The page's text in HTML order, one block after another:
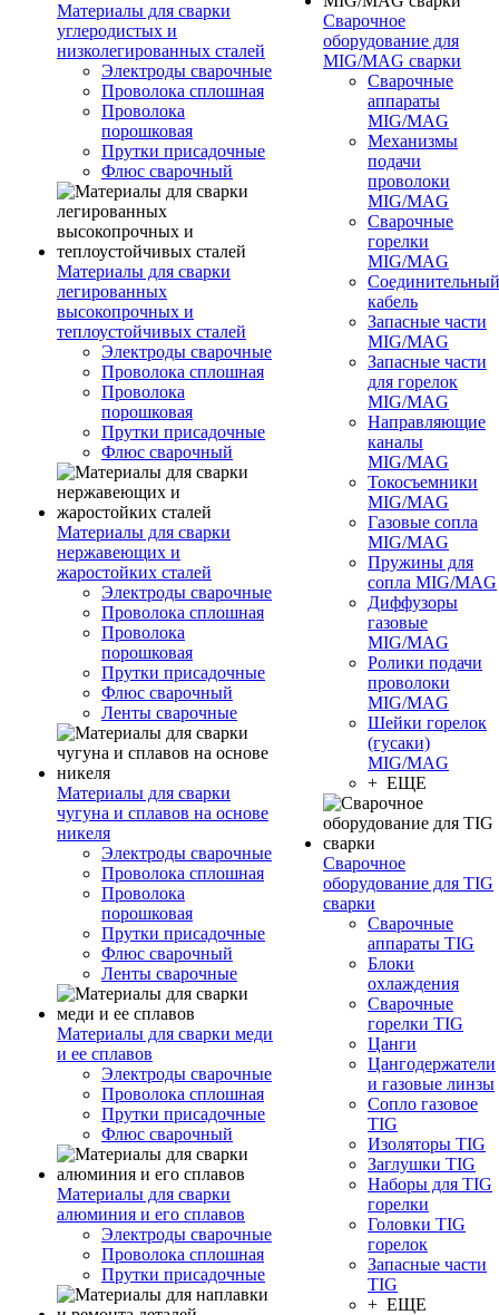
Материалы для сварки
углеродистых и
низколегированных сталей
Электроды сварочные
Проволока сплошная
Проволока
порошковая
Прутки присадочные
Флюс сварочный
Материалы для сварки
легированных
высокопрочных и
теплоустойчивых сталей
Электроды сварочные
Проволока сплошная
Проволока
порошковая
Прутки присадочные
Флюс сварочный
Материалы для сварки
нержавеющих и
жаростойких сталей
Электроды сварочные
Проволока сплошная
Проволока
порошковая
Прутки присадочные
Флюс сварочный
Ленты сварочные
Материалы для сварки
чугуна и сплавов на основе
никеля
Электроды сварочные
Проволока сплошная
Проволока
порошковая
Прутки присадочные
Флюс сварочный
Ленты сварочные
Материалы для сварки меди
и ее сплавов
Электроды сварочные
Проволока сплошная
Прутки присадочные
Флюс сварочный
Материалы для сварки
алюминия и его сплавов
Электроды сварочные
Проволока сплошная
Прутки присадочные
Сварочное
оборудование для
MIG/MAG сварки
Сварочные
аппараты
MIG/MAG
Механизмы
подачи
проволоки
MIG/MAG
Сварочные
горелки
MIG/MAG
Соединительный
кабель
Запасные части
MIG/MAG
Запасные части
для горелок
MIG/MAG
Направляющие
каналы
MIG/MAG
Токосъемники
MIG/MAG
Газовые сопла
MIG/MAG
Пружины для
сопла MIG/MAG
Диффузоры
газовые
MIG/MAG
Ролики подачи
проволоки
MIG/MAG
Шейки горелок
(гусаки)
MIG/MAG
+ ЕЩЕ
Сварочное
оборудование для TIG
сварки
Сварочные
аппараты TIG
Блоки
охлаждения
Сварочные
горелки TIG
Цанги
Цангодержатели
и газовые линзы
Сопло газовое
TIG
Изоляторы TIG
Заглушки TIG
Наборы для TIG
горелки
Головки TIG
горелок
Запасные части
TIG
+ ЕЩЕ